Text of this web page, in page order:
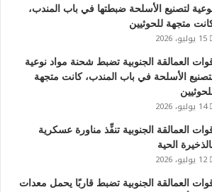
لتصنيع الأسلحة ضبطتها في باب المندب،
متجهة للحوثيين
15 يوليو، 2026
العمالقة الجنوبية تضبط شحنة مواد نوعية
الأسلحة في باب المندب، كانت متجهة
14 يوليو، 2026
العمالقة الجنوبية تنفِّذ مناورة عسكرية
الحية
12 يوليو، 2026
العمالقة الجنوبية تضبط قاربًا يحمل معدات